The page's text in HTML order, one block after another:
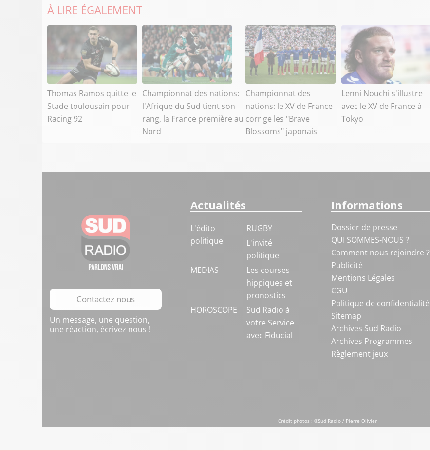
À LIRE ÉGALEMENT
Thomas Ramos quitte le
Stade toulousain pour
Racing 92
Championnat des nations:
l'Afrique du Sud tient son
rang, la France première au
Nord
Championnat des
nations: le XV de France
corrige les "Brave
Blossoms" japonais
Lenni Nouchi s'illustre
avec le XV de France à
Tokyo
Contactez nous
Un message, une question,
une réaction, écrivez nous !
Actualités
L'édito
politique
RUGBY
L'invité
politique
MEDIAS
Les courses
hippiques et
pronostics
HOROSCOPE
Sud Radio à
votre Service
avec Fiducial
Informations
Dossier de presse
QUI SOMMES-NOUS ?
Comment nous rejoindre ?
Publicité
Mentions Légales
CGU
Politique de confidentialité
Sitemap
Archives Sud Radio
Archives Programmes
Règlement jeux
Crédit photos : ©Sud Radio / Pierre Olivier